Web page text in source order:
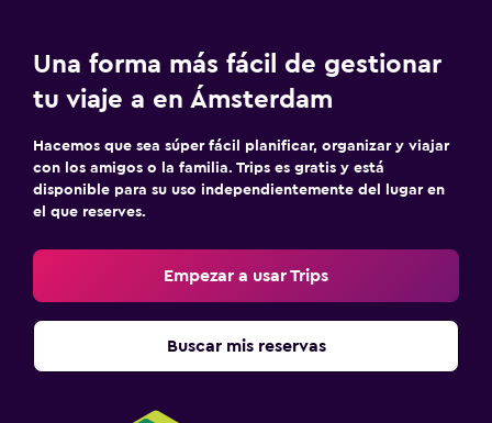
Una forma más fácil de gestionar
tu viaje a en Ámsterdam
Hacemos que sea súper fácil planificar, organizar y viajar
con los amigos o la familia. Trips es gratis y está
disponible para su uso independientemente del lugar en
el que reserves.
Empezar a usar Trips
Buscar mis reservas